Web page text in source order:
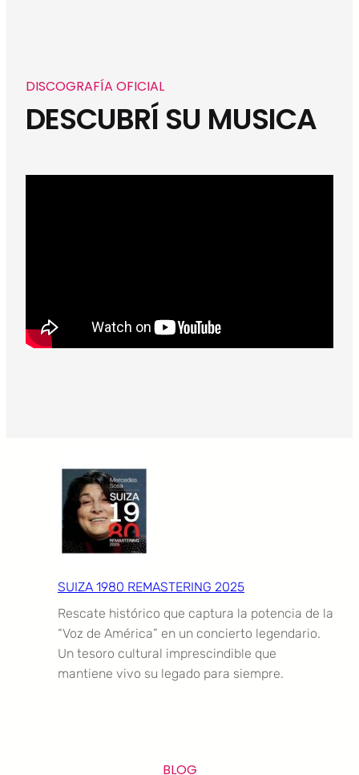
DISCOGRAFÍA OFICIAL
DESCUBRÍ SU MUSICA
SUIZA 1980 REMASTERING 2025
Rescate histórico que captura la potencia de la
“Voz de América” en un concierto legendario.
Un tesoro cultural imprescindible que
mantiene vivo su legado para siempre.
BLOG